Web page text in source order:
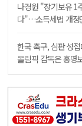
나경원 "장기보유 1
다"…소득세법 개정
한국 축구, 심판 성
올림픽 감독은 홍명